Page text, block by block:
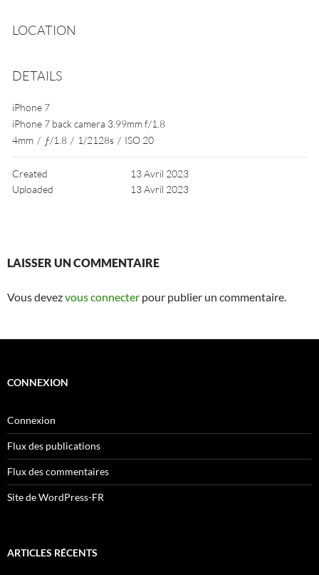
LOCATION
DETAILS
iPhone 7
iPhone 7 back camera 3.99mm f/1.8
4mm / ƒ/1.8 / 1/2128s / ISO 20
Created
13 Avril 2023
Uploaded
13 Avril 2023
LAISSER UN COMMENTAIRE
Vous devezvous connecter pour publier un commentaire.
CONNEXION
Connexion
Flux des publications
Flux des commentaires
Site de WordPress-FR
ARTICLES RÉCENTS